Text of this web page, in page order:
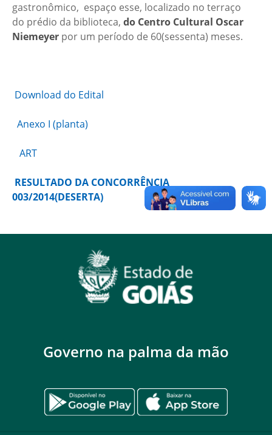
gastronômico, espaço esse, localizado no terraço
do prédio da biblioteca, do Centro Cultural Oscar
Niemeyer por um período de 60(sessenta) meses.
Download do Edital
Anexo I (planta)
ART
RESULTADO DA CONCORRÊNCIA
003/2014(DESERTA)
Governo na palma da mão